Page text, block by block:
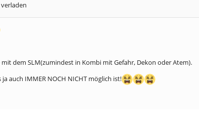
dem SLM(zumindest in Kombi mit Gefahr, Dekon oder Atem).
auch IMMER NOCH NICHT möglich ist!